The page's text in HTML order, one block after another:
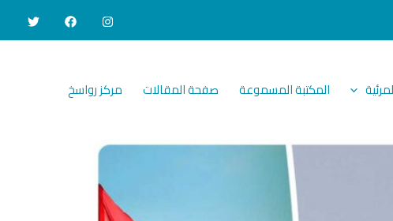
المكتبة المسموعة صفحة المقالات مركز رواسخ